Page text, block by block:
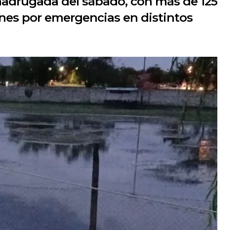
por emergencias en distintos